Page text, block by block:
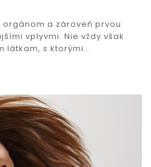
a zároveň prvou
vplyvmi. Nie vždy však
látkam, s ktorými...